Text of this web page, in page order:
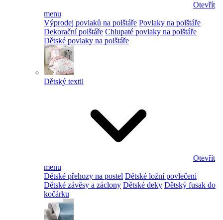
Otevřít
menu
Výprodej povlaků na polštáře Povlaky na polštáře
Dekorační polštáře Chlupaté povlaky na polštáře
Dětské povlaky na polštáře
Dětský textil
Otevřít
menu
Dětské přehozy na postel Dětské ložní povlečení
Dětské závěsy a záclony Dětské deky Dětský fusak do
kočárku